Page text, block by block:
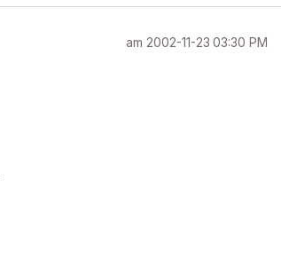
am ‎2002-11-23 03:30 PM